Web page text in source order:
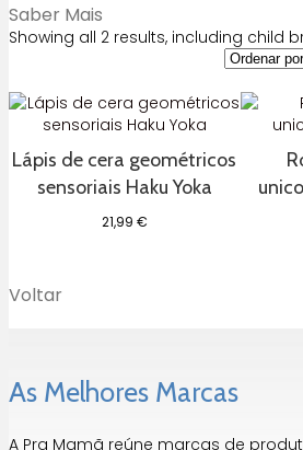
Saber Mais
Showing all 2 results, including child
Lápis de cera geométricos
sensoriais Haku Yoka
21,99 €
Voltar
As Melhores Marcas
A Pra Mamã reúne marcas de